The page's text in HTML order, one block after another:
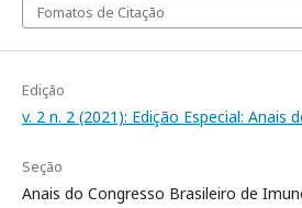
Fomatos de Citação
Edição
v. 2 n. 2 (2021): Edição Especial: Anais
Seção
Anais do Congresso Brasileiro de